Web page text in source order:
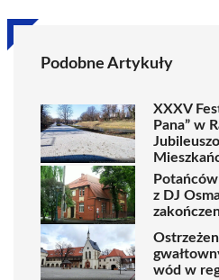
Podobne Artykuły
XXXV
Pana” w
z DJ
wód w